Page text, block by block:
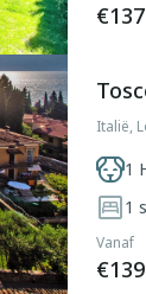
Italië,
1
1
Vanaf